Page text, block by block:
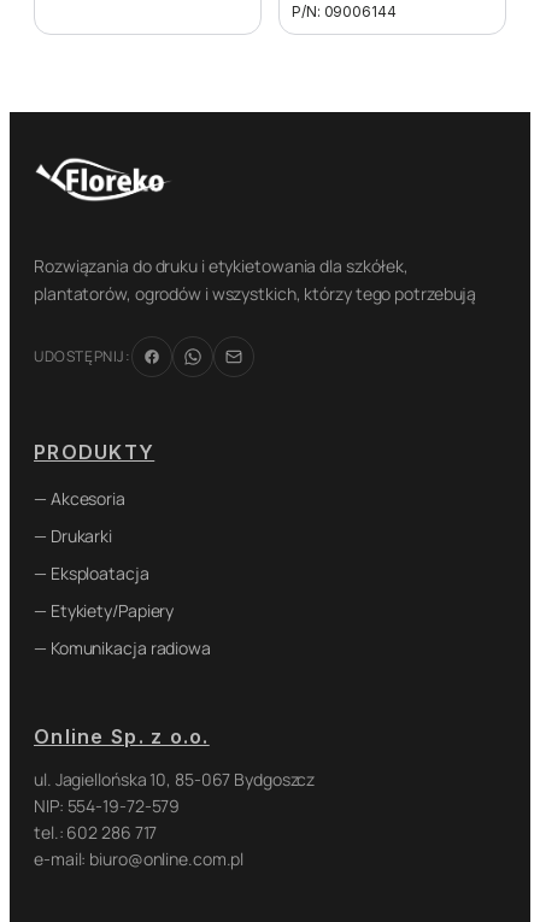
P/N: 09006144
Rozwiązania do druku i etykietowania dla szkółek,
plantatorów, ogrodów i wszystkich, którzy tego potrzebują
UDOSTĘPNIJ:
PRODUKTY
— Akcesoria
— Drukarki
— Eksploatacja
— Etykiety/Papiery
— Komunikacja radiowa
Online Sp. z o.o.
ul. Jagiellońska 10, 85-067 Bydgoszcz
NIP: 554-19-72-579
tel.: 602 286 717
e-mail: biuro@online.com.pl